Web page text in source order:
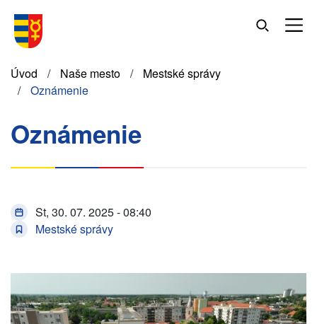
hlavný
Omrvinka
Úvod Naše mesto
Mestské správy
Oznámenie
Oznámenie
St, 30. 07. 2025 - 08:40
Mestské správy